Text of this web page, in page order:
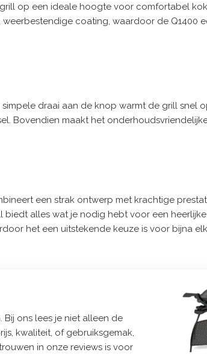
op een ideale hoogte voor comfortabel
coating, waardoor de Q1400
draai aan de knop warmt de grill snel
Bovendien maakt het
een strak ontwerp met krachtige
alles wat je nodig hebt voor een
het een uitstekende keuze is voor bijna
ons lees je niet alleen de
kwaliteit, of gebruiksgemak,
in onze reviews is voor